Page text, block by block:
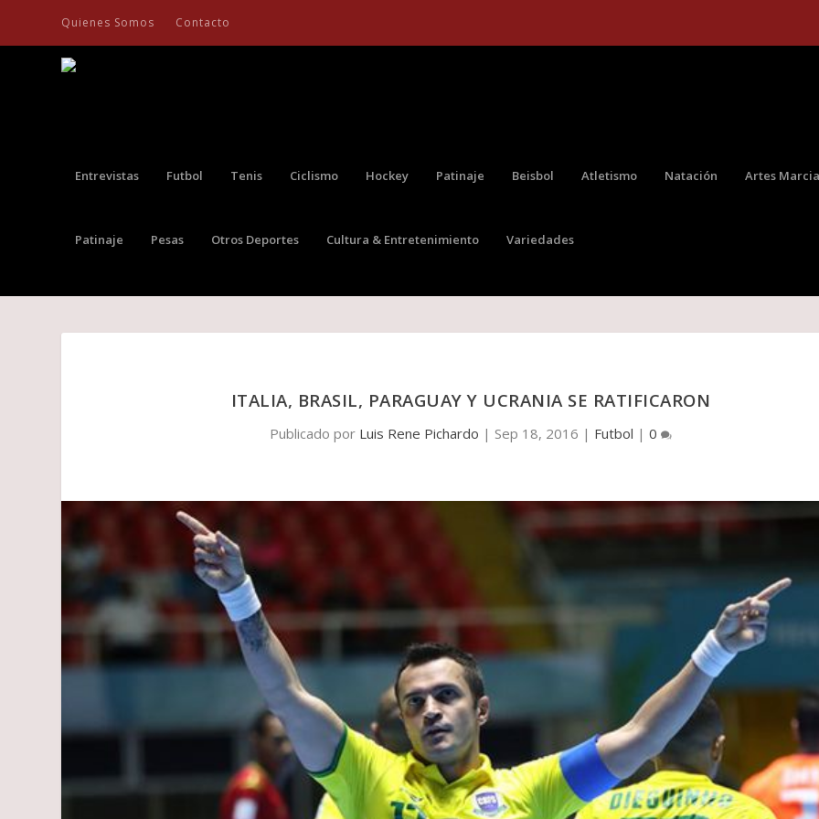
Quienes Somos Contacto
Entrevistas Futbol Tenis Ciclismo Hockey Patinaje Beisbol Atletismo Natación Artes
Patinaje Pesas Otros Deportes Cultura & Entretenimiento Variedades
ITALIA, BRASIL, PARAGUAY Y UCRANIA SE RATIFICARON
Publicado por Luis Rene Pichardo | Sep 18, 2016 | Futbol | 0